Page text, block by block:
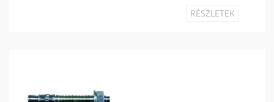
RÉSZLETEK